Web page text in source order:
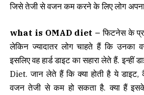
जिसे तेजी से वजन कम करने के लिए लोग
what is OMAD diet – फिटनेस के
लेकिन ज्यादातर लोग चाहते हैं कि उनका
इसलिए वह हार्ड डाइट का सहारा लेते हैं.
Diet. जान लेते हैं कि क्या होती है ये
वजन तेजी से कम हो सकता है. क्या हैं